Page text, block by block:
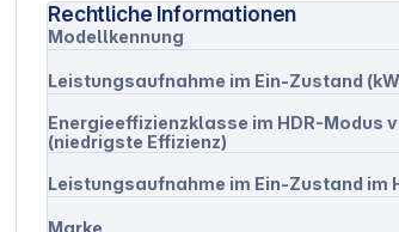
Rechtliche Informationen
Modellkennung
Leistungsaufnahme im Ein-Zustand
Energieeffizienzklasse im HDR-Modus
(niedrigste Effizienz)
Leistungsaufnahme im Ein-Zustand im